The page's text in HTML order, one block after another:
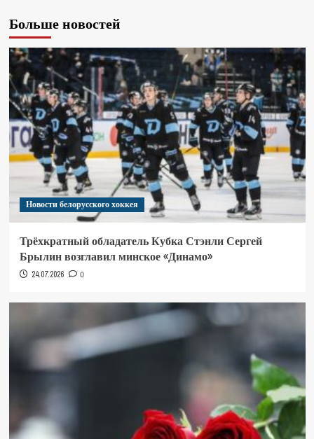
Больше новостей
Новости белорусского хоккея
Трёхкратный обладатель Кубка Стэнли Сергей
Брылин возглавил минское «Динамо»
24.07.2026 0